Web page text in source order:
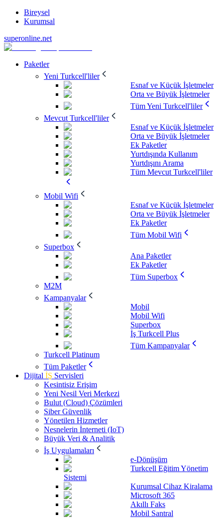
Bireysel
Kurumsal
superonline.net
Paketler
Yeni Turkcell'liler
Esnaf ve Küçük İşletmeler
Orta ve Büyük İşletmeler
Tüm Yeni Turkcell'liler
Mevcut Turkcell'liler
Esnaf ve Küçük İşletmeler
Orta ve Büyük İşletmeler
Ek Paketler
Yurtdışında Kullanım
Yurtdışını Arama
Tüm Mevcut Turkcell'liler
Mobil Wifi
Esnaf ve Küçük İşletmeler
Orta ve Büyük İşletmeler
Ek Paketler
Tüm Mobil Wifi
Superbox
Ana Paketler
Ek Paketler
Tüm Superbox
M2M
Kampanyalar
Mobil
Mobil Wifi
Superbox
İş Turkcell Plus
Tüm Kampanyalar
Turkcell Platinum
Tüm Paketler
Dijital İŞ Servisleri
Kesintisiz Erişim
Yeni Nesil Veri Merkezi
Bulut (Cloud) Çözümleri
Siber Güvenlik
Yönetilen Hizmetler
Nesnelerin İnterneti (IoT)
Büyük Veri & Analitik
İş Uygulamaları
e-Dönüşüm
Turkcell Eğitim Yönetim
Sistemi
Kurumsal Cihaz Kiralama
Microsoft 365
Akıllı Faks
Mobil Santral